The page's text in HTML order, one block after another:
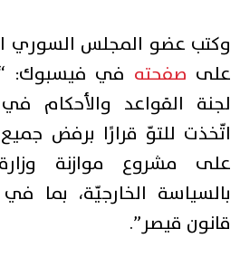
وكتب عضو المجلس السوري
على صفحته في فيسبوك:
لجنة القواعد والأحكام
اتّخذت للتوّ قرارًا برفض
على مشروع موازنة
بالسياسة الخارجيّة، بما
قانون قيصر”.